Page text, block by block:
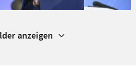
anzeigen